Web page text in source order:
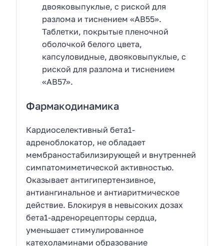
двояковыпуклые, с риской для
разлома и тиснением «AB55».
Таблетки, покрытые пленочной
оболочкой белого цвета,
капсуловидные, двояковыпуклые, с
риской для разлома и тиснением
«AB57».
Фармакодинамика
Кардиоселективный бета1-
адреноблокатор, не обладает
мембраностабилизирующей и внутренней
симпатомиметической активностью.
Оказывает антигипертензивное,
антиангинальное и антиаритмическое
действие. Блокируя в невысоких дозах
бета1-адренорецепторы сердца,
уменьшает стимулированное
катехоламинами образование